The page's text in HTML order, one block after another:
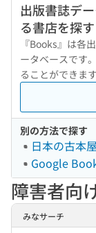
出版書誌デ
る書店を探す
『Books』は各
ータベースです
ることができます
別の方法で探す
日本の古本屋
Google
障害者向
みなサーチ